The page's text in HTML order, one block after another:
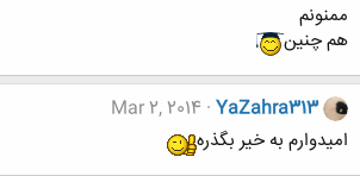
ممنونم
هم چنین
YaZahra313
Mar 2, 2014
امیدوارم به خیر بگذره